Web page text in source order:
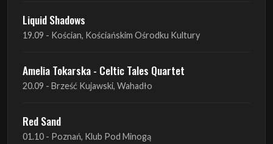
Amelia Tokarska - Celtic Tales Quartet
20.09 - Brześć Kujawski, Wahadło
Red Sand
Haken